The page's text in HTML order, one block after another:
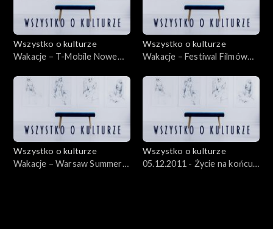
Wszystko o kulturze
Wakacje – T-Mobile Nowe
Wszystko o kulturze
Wakacje – Festiwal Filmów
13.07.2012
Wszystko o kulturze
Wakacje – Warsaw Summer
Wszystko o kulturze
05.12.2011 - Życie na końcu